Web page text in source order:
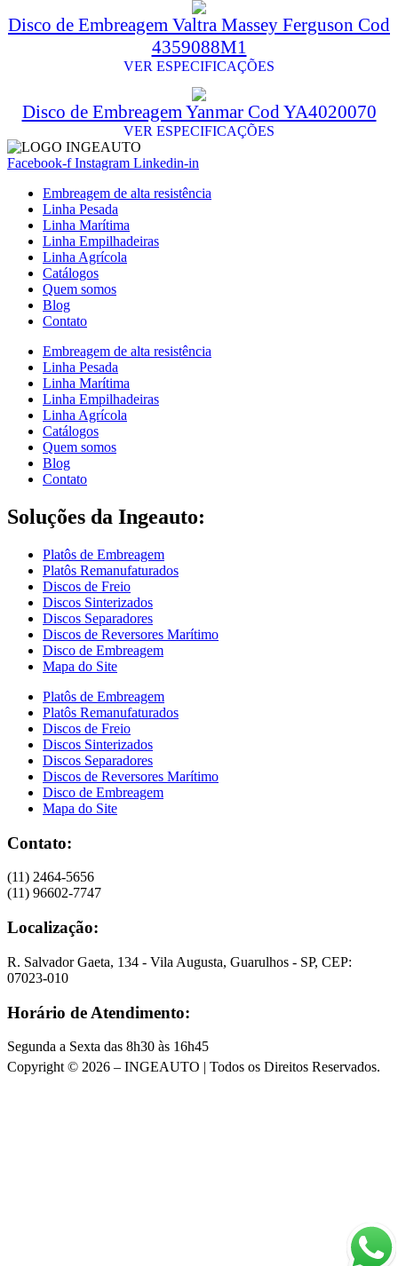
Disco de Embreagem Valtra Massey Ferguson Cod
4359088M1
VER ESPECIFICAÇÕES
Disco de Embreagem Yanmar Cod YA4020070
VER ESPECIFICAÇÕES
Facebook-f Instagram Linkedin-in
Embreagem de alta resistência
Linha Pesada
Linha Marítima
Linha Empilhadeiras
Linha Agrícola
Catálogos
Quem somos
Blog
Contato
Embreagem de alta resistência
Linha Pesada
Linha Marítima
Linha Empilhadeiras
Linha Agrícola
Catálogos
Quem somos
Blog
Contato
Soluções da Ingeauto:
Platôs de Embreagem
Platôs Remanufaturados
Discos de Freio
Discos Sinterizados
Discos Separadores
Discos de Reversores Marítimo
Disco de Embreagem
Mapa do Site
Platôs de Embreagem
Platôs Remanufaturados
Discos de Freio
Discos Sinterizados
Discos Separadores
Discos de Reversores Marítimo
Disco de Embreagem
Mapa do Site
Contato:
(11) 2464-5656
(11) 96602-7747
Localização:
R. Salvador Gaeta, 134 - Vila Augusta, Guarulhos - SP, CEP:
07023-010
Horário de Atendimento:
Segunda a Sexta das 8h30 às 16h45
Copyright © 2026 – INGEAUTO | Todos os Direitos Reservados.